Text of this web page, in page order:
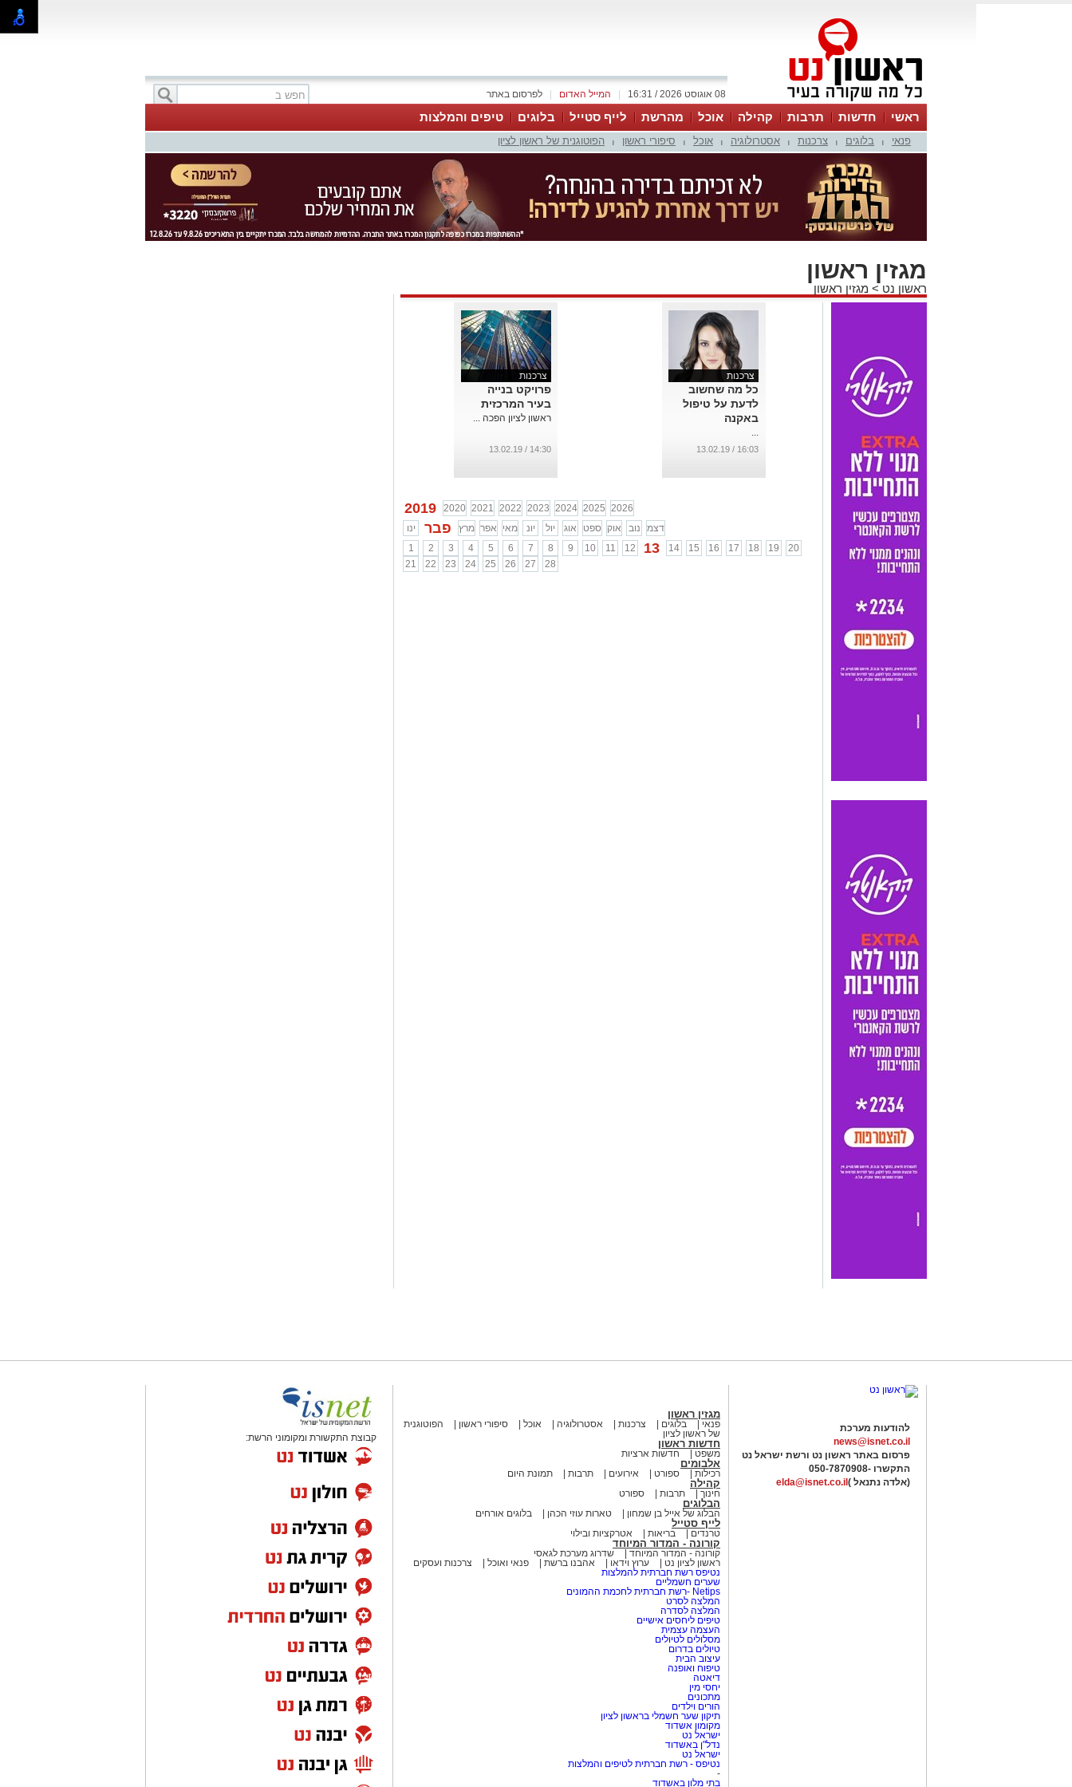
לפרסום באתר המייל האדום 08 אוגוסט 2026 / 16:31
ראשי חדשות תרבות קהילה אוכל מהרשת לייף סטייל בלוגים טיפים והמלצות
פנאי בלוגים צרכנות אסטרולוגיה אוכל סיפורי ראשון הפוטוגנית של ראשון לציון
מגזין ראשון
ראשון נט > מגזין ראשון
צרכנות
כל מה שחשוב
לדעת על טיפול
באקנה
...
16:03 / 13.02.19
צרכנות
פרויקט בנייה
בעיר המרכזית
ראשון לציון הפכה ...
14:30 / 13.02.19
2019 2020 2021 2022 2023 2024 2025 2026
ינו
פבר מרץ אפר מאי יונ יול אוג ספט אוק נוב
דצמ
1
2 3 4 5 6 7 8 9 10 11 12 13 14 15 16 17 18 19
20
21
22 23 24 25 26 27 28
להודעות מערכת
news@isnet.co.il
פרסום באתר ראשון נט ורשת ישראל נט
התקשרו -050-7870908
(אלדה נתנאל ) elda@isnet.co.il
מגזין ראשון
פנאי בלוגים צרכנות אסטרולוגיה אוכל סיפורי ראשון
הפוטוגנית
של ראשון לציון
חדשות ראשון
משפט חדשות ארציות
אלבומים
רכילות ספורט אירועים תרבות תמונת היום
קהילה
חינוך תרבות ספורט
הבלוגים
הבלוג של אייל בן שמחון טארות עוזי הכהן בלוגים אורחים
לייף סטייל
טרנדים בריאות אטרקציות ובילוי
קורונה - המדור המיוחד
קורונה - המדור המיוחד
שדרוג מערכת לגאסי
ראשון לציון נט
ערוץ וידאו אהבנו ברשת פנאי ואוכל
צרכנות ועסקים
נטיפס רשת חברתית להמלצות
שערים חשמליים
Netips -רשת חברתית לחכמת ההמונים
המלצה לסרט
המלצה לסדרה
טיפים ליחסים אישיים
העצמה עצמית
מסלולים לטיולים
טיולים בדרום
עיצוב הבית
טיפוח ואופנה
דיאטה
יחסי מין
מתכונים
הורים וילדים
תיקון שער חשמלי בראשון לציון
מקומון אשדוד
ישראל נט
נדל"ן באשדוד
ישראל נט
נטיפס - רשת חברתית לטיפים והמלצות
-
בתי מלון באשדוד
קבוצת התקשורת ומקומוני הרשת: